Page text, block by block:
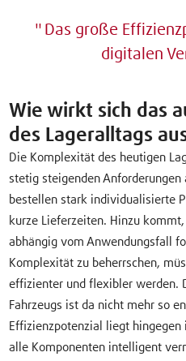
Das große
digitalen
Wie wirkt sich das
des Lageralltags
Die Komplexität des heutigen
stetig steigenden Anforderungen
bestellen stark individualisierte
kurze Lieferzeiten. Hinzu
abhängig vom Anwendungsfall
Komplexität zu beherrschen,
effizienter und flexibler werden.
Fahrzeugs ist da nicht mehr so
Effizienzpotenzial liegt
alle Komponenten intelligent